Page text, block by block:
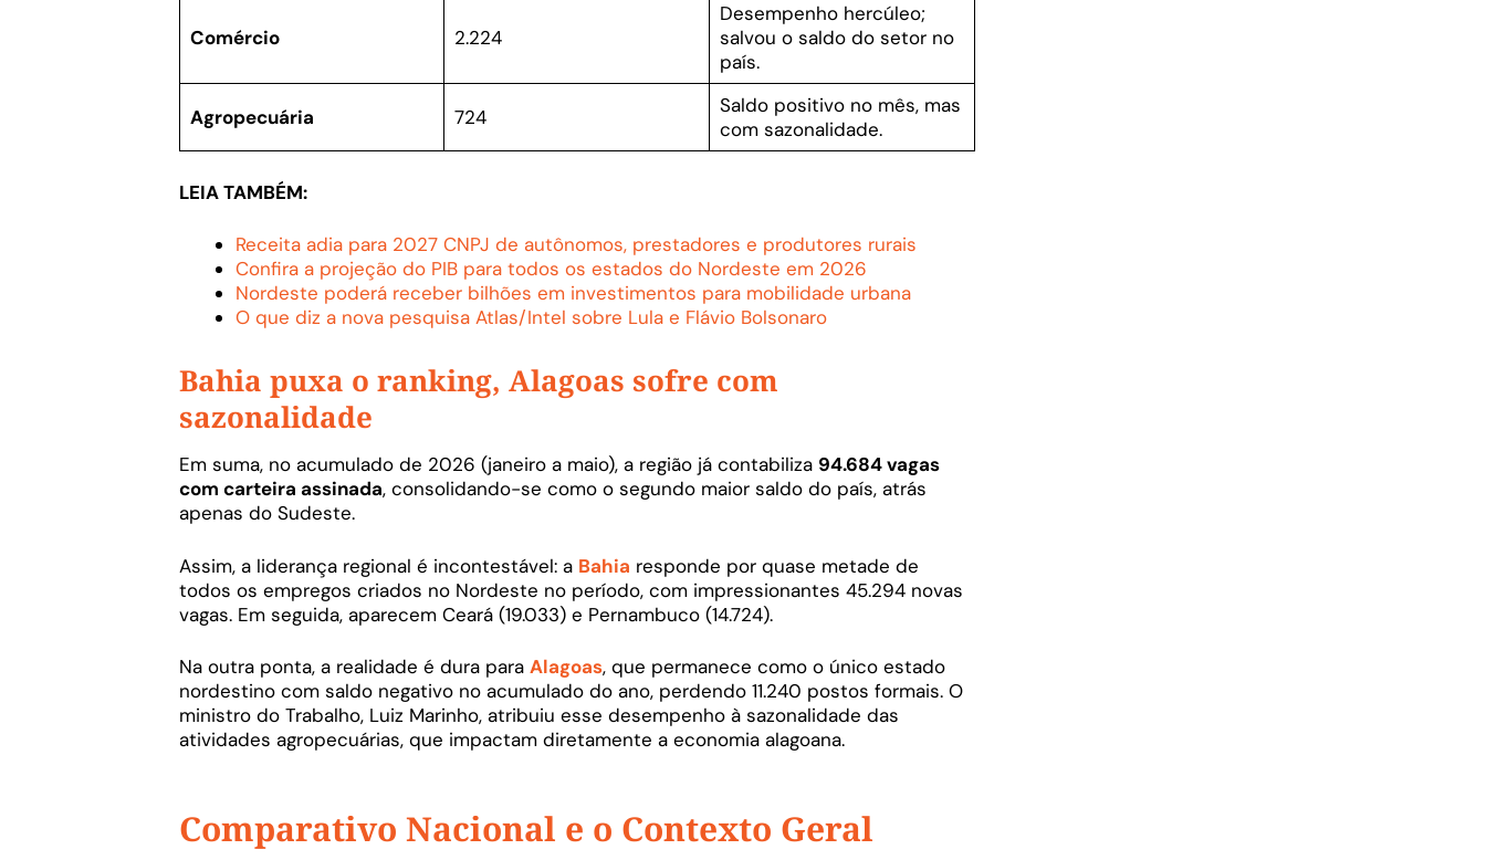
Comércio 2.224
Desempenho hercúleo;
salvou o saldo do setor no
país.
Agropecuária 724
Saldo positivo no mês, mas
com sazonalidade.
LEIA TAMBÉM:
Receita adia para 2027 CNPJ de autônomos, prestadores e produtores rurais
Confira a projeção do PIB para todos os estados do Nordeste em 2026
Nordeste poderá receber bilhões em investimentos para mobilidade urbana
O que diz a nova pesquisa Atlas/Intel sobre Lula e Flávio Bolsonaro
Bahia puxa o ranking, Alagoas sofre com
sazonalidade
Em suma, no acumulado de 2026 (janeiro a maio), a região já contabiliza 94.684 vagas
com carteira assinada, consolidando-se como o segundo maior saldo do país, atrás
apenas do Sudeste.
Assim, a liderança regional é incontestável: a Bahia responde por quase metade de
todos os empregos criados no Nordeste no período, com impressionantes 45.294 novas
vagas. Em seguida, aparecem Ceará (19.033) e Pernambuco (14.724).
Na outra ponta, a realidade é dura para Alagoas, que permanece como o único estado
nordestino com saldo negativo no acumulado do ano, perdendo 11.240 postos formais. O
ministro do Trabalho, Luiz Marinho, atribuiu esse desempenho à sazonalidade das
atividades agropecuárias, que impactam diretamente a economia alagoana.
Comparativo Nacional e o Contexto Geral